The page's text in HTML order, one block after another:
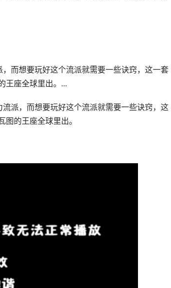
而想要玩好这个流派就需要一些诀窍，这一套
王座全球里出。...
派，而想要玩好这个流派就需要一些诀窍，这
的王座全球里出。